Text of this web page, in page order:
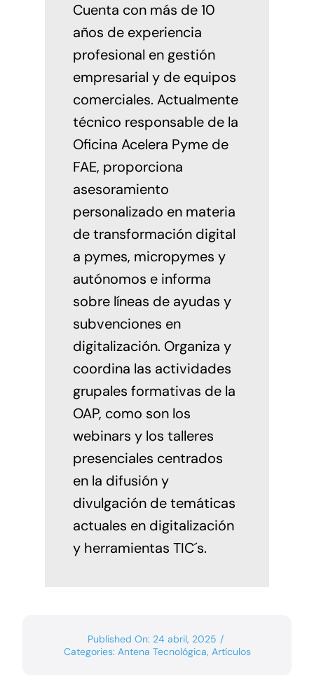
Cuenta con más de 10
años de experiencia
profesional en gestión
empresarial y de equipos
comerciales. Actualmente
técnico responsable de la
Oficina Acelera Pyme de
FAE, proporciona
asesoramiento
personalizado en materia
de transformación digital
a pymes, micropymes y
autónomos e informa
sobre líneas de ayudas y
subvenciones en
digitalización. Organiza y
coordina las actividades
grupales formativas de la
OAP, como son los
webinars y los talleres
presenciales centrados
en la difusión y
divulgación de temáticas
actuales en digitalización
y herramientas TIC´s.
Published On: 24 abril, 2025 /
Categories: Antena Tecnológica, Artículos